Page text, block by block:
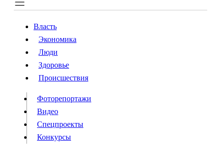
Власть
Происшествия
Видео
Конкурсы
Власть
Экономика
Люди
Здоровье
Происшествия
Фоторепортажи
Видео
Спецпроекты
Конкурсы